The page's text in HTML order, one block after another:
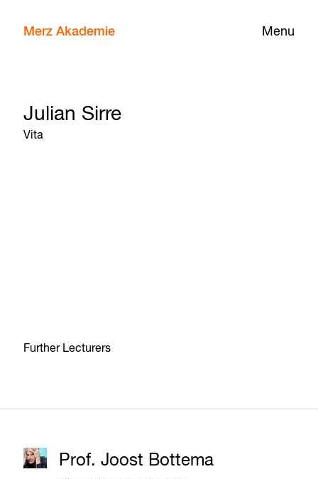
Menu
Merz Akademie
Julian Sirre
Vita
Further Lecturers
Prof. Joost Bottema